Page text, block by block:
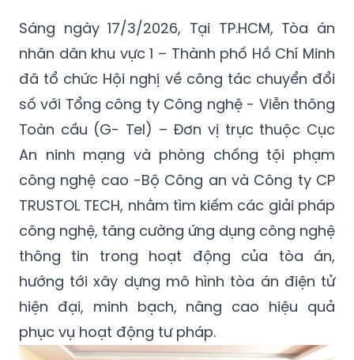
Sáng ngày 17/3/2026, Tại TP.HCM, Tòa án
nhân dân khu vực 1 – Thành phố Hồ Chí Minh
đã tổ chức Hội nghị về công tác chuyển đổi
số với Tổng công ty Công nghệ - Viễn thông
Toàn cầu (G- Tel) – Đơn vị trực thuộc Cục
An ninh mạng và phòng chống tội phạm
công nghệ cao -Bộ Công an và Công ty CP
TRUSTOL TECH, nhằm tìm kiếm các giải pháp
công nghệ, tăng cường ứng dụng công nghệ
thông tin trong hoạt động của tòa án,
hướng tới xây dựng mô hình tòa án điện tử
hiện đại, minh bạch, nâng cao hiệu quả
phục vụ hoạt động tư pháp.